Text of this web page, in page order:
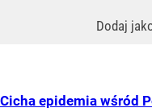
Dodaj
Cicha epidemia wśród